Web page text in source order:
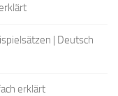
| Deutsch
erklärt